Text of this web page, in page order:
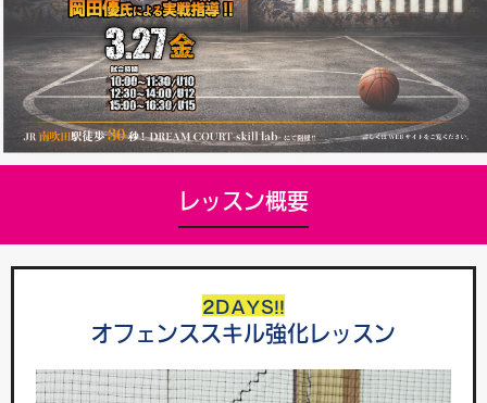
レッスン概要
2 DAYS!!
オフェンススキル強化 レッスン